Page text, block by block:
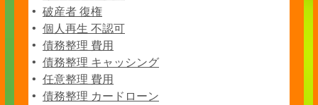
破産者 復権
個人再生 不認可
債務整理 費用
債務整理 キャッシング
任意整理 費用
債務整理 カードローン